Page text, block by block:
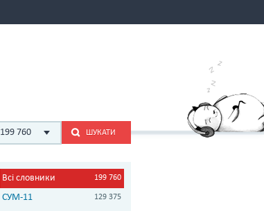
199 760 ШУКАТИ
Всі словники 199 760
СУМ-11 129 375